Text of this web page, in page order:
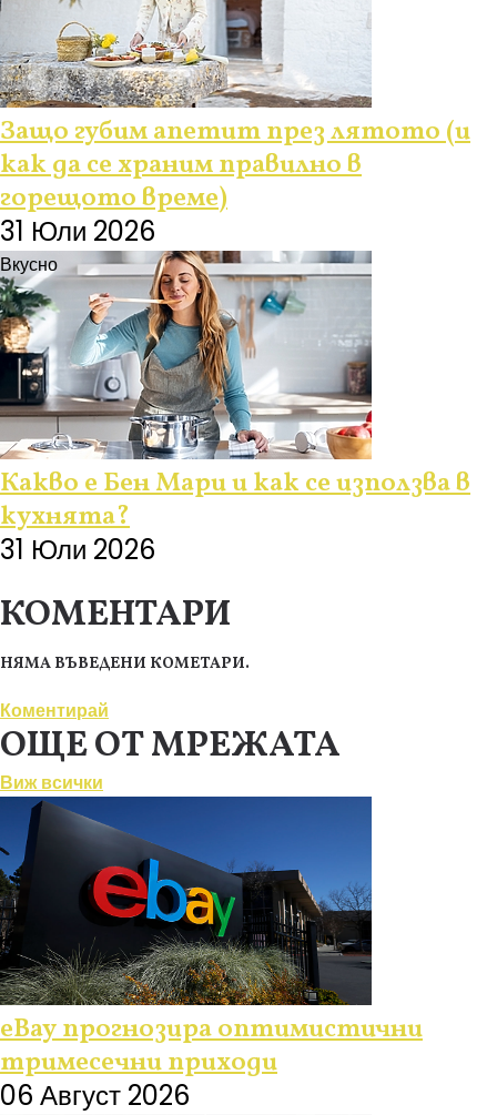
Защо губим апетит през лятото (и
как да се храним правилно в
горещото време)
31 Юли 2026
Вкусно
Какво е Бен Мари и как се използва в
кухнята?
31 Юли 2026
КОМЕНТАРИ
НЯМА ВЪВЕДЕНИ КОМЕТАРИ.
Коментирай
ОЩЕ ОТ МРЕЖАТА
Виж всички
eBay прогнозира оптимистични
тримесечни приходи
06 Август 2026